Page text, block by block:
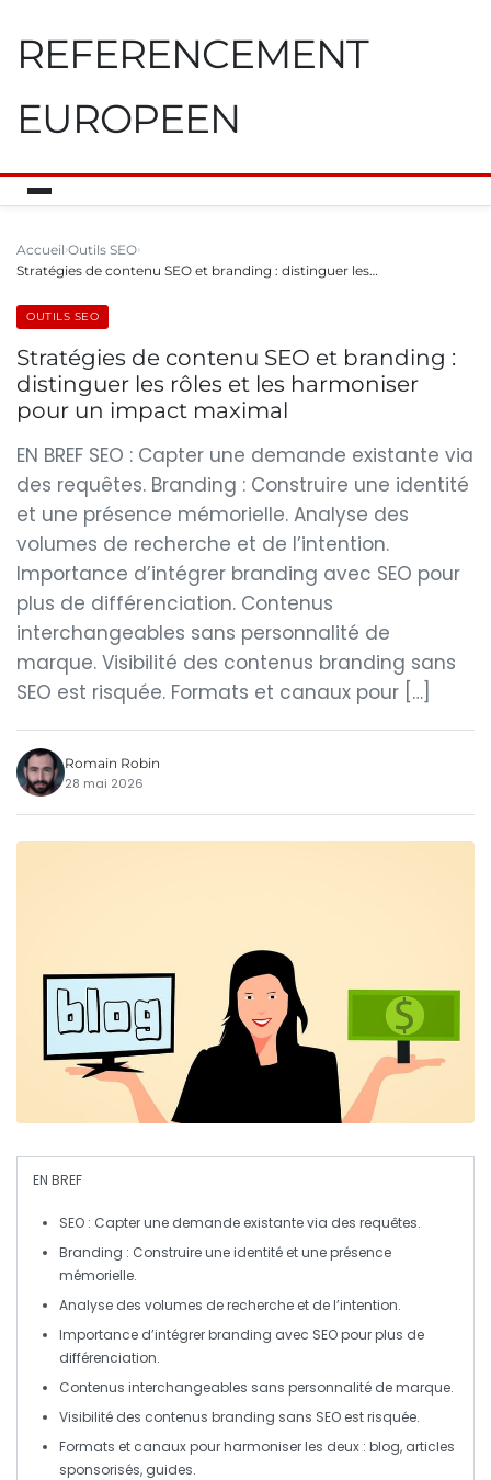
REFERENCEMENT
EUROPEEN
Accueil Outils SEO
Stratégies de contenu SEO et branding : distinguer les…
OUTILS SEO
Stratégies de contenu SEO et branding :
distinguer les rôles et les harmoniser
pour un impact maximal
EN BREF SEO : Capter une demande existante via
des requêtes. Branding : Construire une identité
et une présence mémorielle. Analyse des
volumes de recherche et de l’intention.
Importance d’intégrer branding avec SEO pour
plus de différenciation. Contenus
interchangeables sans personnalité de
marque. Visibilité des contenus branding sans
SEO est risquée. Formats et canaux pour […]
Romain Robin
28 mai 2026
EN BREF
SEO : Capter une demande existante via des requêtes.
Branding : Construire uneidentité et uneprésence
mémorielle.
Analyse des volumes de recherche et de l’intention.
Importance d’intégrerbranding avec SEOpour plus de
différenciation.
Contenus interchangeables sans personnalité de marque.
Visibilité des contenus branding sans SEO est risquée.
Formats et canaux pour harmoniser les deux : blog, articles
sponsorisés, guides.